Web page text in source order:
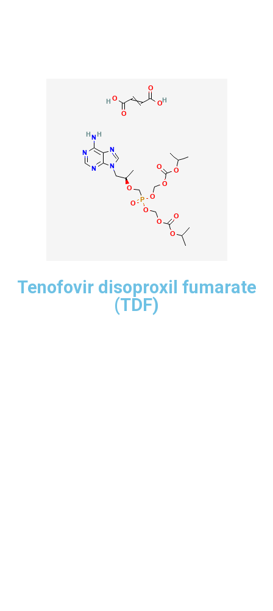
Tenofovir disoproxil fumarate
(TDF)